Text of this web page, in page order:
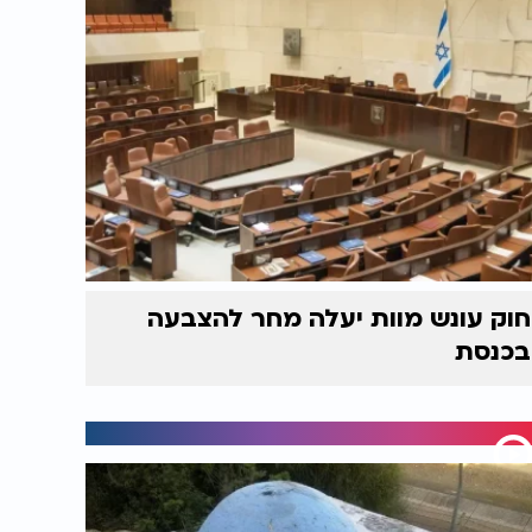
חוק עונש מוות יעלה מחר להצבעה
בכנסת